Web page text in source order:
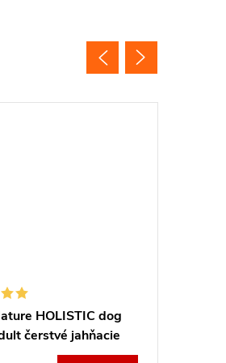
HOLISTIC dog
čerstvé jahňacie